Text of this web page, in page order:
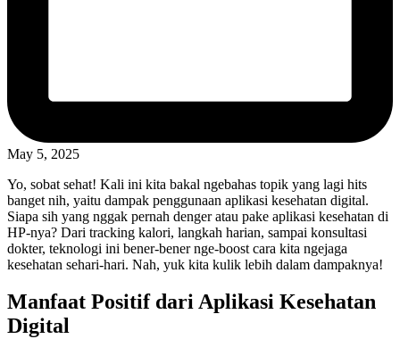
May 5, 2025
Yo, sobat sehat! Kali ini kita bakal ngebahas topik yang lagi hits
banget nih, yaitu dampak penggunaan aplikasi kesehatan digital.
Siapa sih yang nggak pernah denger atau pake aplikasi kesehatan di
HP-nya? Dari tracking kalori, langkah harian, sampai konsultasi
dokter, teknologi ini bener-bener nge-boost cara kita ngejaga
kesehatan sehari-hari. Nah, yuk kita kulik lebih dalam dampaknya!
Manfaat Positif dari Aplikasi Kesehatan
Digital